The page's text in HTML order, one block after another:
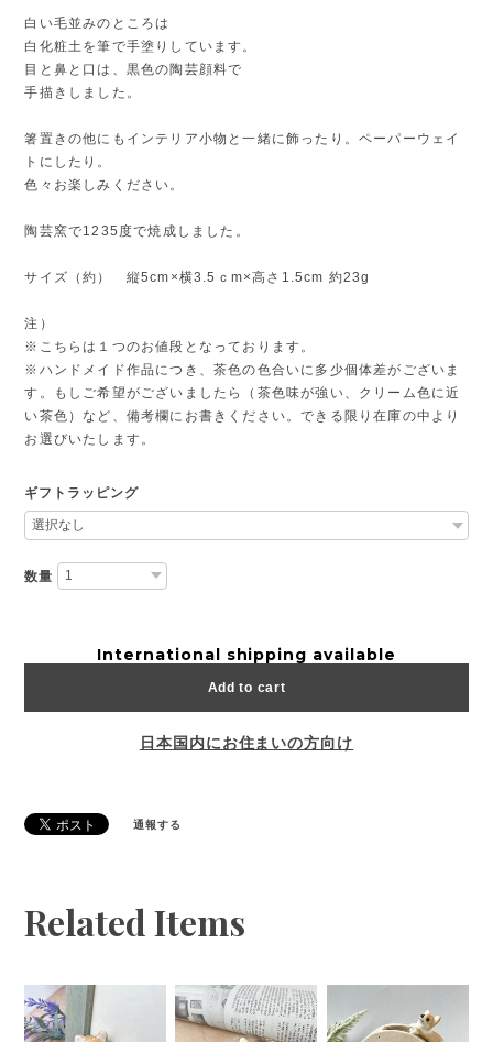
白い毛並みのところは
白化粧土を筆で手塗りしています。
目と鼻と口は、黒色の陶芸顔料で
手描きしました。
箸置きの他にもインテリア小物と一緒に飾ったり。ペーパーウェイ
トにしたり。
色々お楽しみください。
陶芸窯で1235度で焼成しました。
サイズ（約） 縦5cm×横3.5ｃm×高さ1.5cm 約23g
注）
※こちらは１つのお値段となっております。
※ハンドメイド作品につき、茶色の色合いに多少個体差がございま
す。もしご希望がございましたら（茶色味が強い、クリーム色に近
い茶色）など、備考欄にお書きください。できる限り在庫の中より
お選びいたします。
ギフトラッピング
数量
International shipping available
Add to cart
日本国内にお住まいの方向け
通報する
Related Items